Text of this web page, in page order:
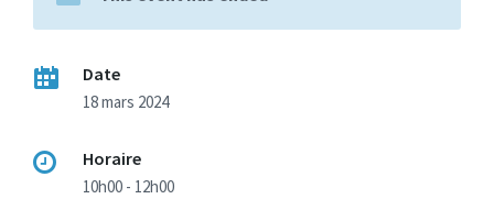
Date
18 mars 2024
Horaire
10h00 - 12h00